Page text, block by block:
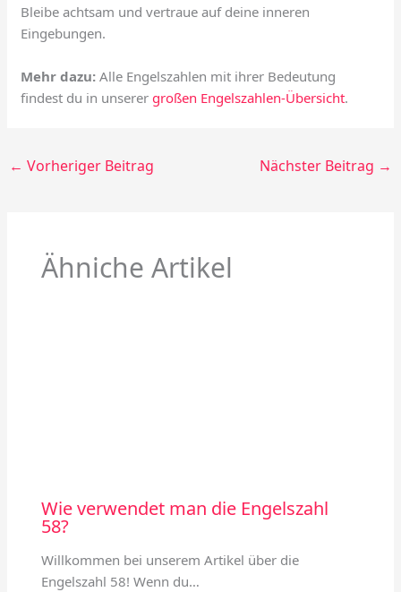
Bleibe achtsam und vertraue auf deine inneren
Eingebungen.
Mehr dazu: Alle Engelszahlen mit ihrer Bedeutung
findest du in unserergroßen Engelszahlen-Übersicht.
← Vorheriger Beitrag Nächster Beitrag →
Ähniche Artikel
Wie verwendet man die Engelszahl
58?
Willkommen bei unserem Artikel über die
Engelszahl 58! Wenn du…